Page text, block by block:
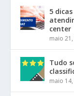
5
center
maio
Tudo
maio